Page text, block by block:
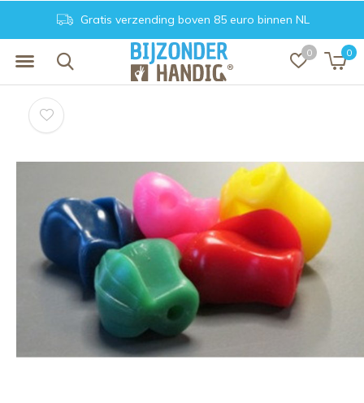
0 0
Gratis verzending boven 85 euro binnen NL